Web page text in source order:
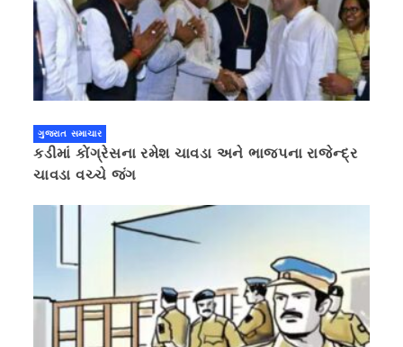
ગુજરાત સમાચાર
કડીમાં કોંગ્રેસના રમેશ ચાવડા અને ભાજપના રાજેન્દ્ર
ચાવડા વચ્ચે જંગ